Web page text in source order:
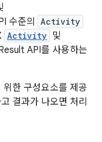
수준의 Activity
Activity 및
API를 사용하는
한 구성요소를 제공
결과가 나오면 처리